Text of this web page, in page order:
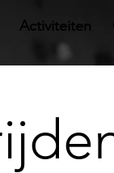
Activiteiten